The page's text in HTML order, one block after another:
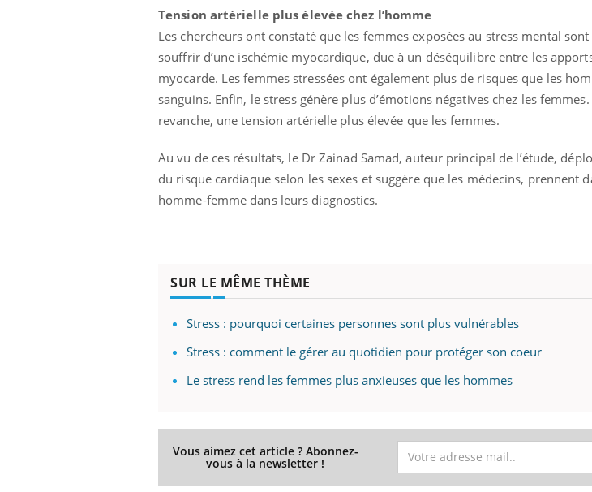
Tension artérielle plus élevée chez l’homme
Les chercheurs ont constaté que les femmes exposées au stress mental
souffrir d’une ischémie myocardique, due à un déséquilibre entre les
myocarde. Les femmes stressées ont également plus de risques que les
sanguins. Enfin, le stress génère plus d’émotions négatives chez les
revanche, une tension artérielle plus élevée que les femmes.
Au vu de ces résultats, le Dr Zainad Samad, auteur principal de l’étude,
du risque cardiaque selon les sexes et suggère que les médecins, prennent
homme-femme dans leurs diagnostics.
SUR LE MÊME THÈME
Stress : pourquoi certaines personnes sont plus vulnérables
Stress : comment le gérer au quotidien pour protéger son coeur
Le stress rend les femmes plus anxieuses que les hommes
Vous aimez cet article ? Abonnez-
vous à la newsletter !
Il y a des sujets qui sont faciles à aborder...
d'autres non ! D'un côté, poser des
questions sur la maladie d'un proche c'est
Fatigue, irritabilité, brouillard mental ou
même alopécie… Les symptômes de la
carence en fer sont multiples ce qui la rend
...